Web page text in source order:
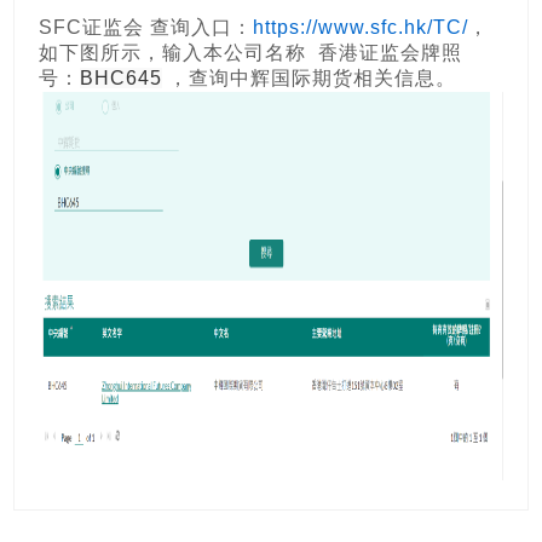
SFC证监会 查询入口： https://www.sfc.hk/TC/ ，
如下图所示，输入本公司名称 香港证监会牌照
号： BHC645 ，查询中辉国际期货相关信息。